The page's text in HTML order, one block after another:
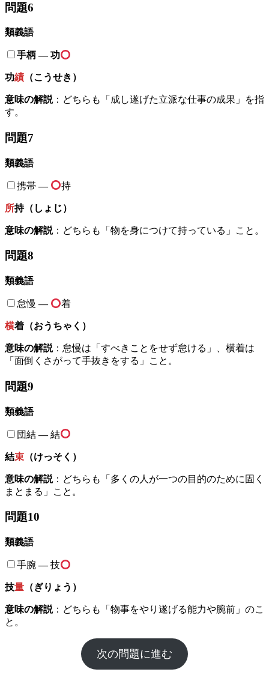
問題6
類義語
手柄 — 功
功績 （こうせき）
意味の解説：どちらも「成し遂げた立派な仕事の成果」を指
す。
問題7
類義語
携帯 — 持
所持（しょじ）
意味の解説：どちらも「物を身につけて持っている」こと。
問題8
類義語
怠慢 — 着
横着（おうちゃく）
意味の解説：怠慢は「すべきことをせず怠ける」、横着は
「面倒くさがって手抜きをする」こと。
問題9
類義語
団結—結
結束 （けっそく）
意味の解説：どちらも「多くの人が一つの目的のために固く
まとまる」こと。
問題10
類義語
手腕—技
技量 （ぎりょう）
意味の解説：どちらも「物事をやり遂げる能力や腕前」のこ
と。
次の問題に進む